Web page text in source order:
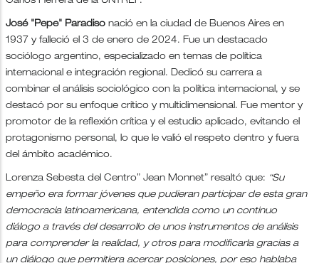
José "Pepe" Paradiso nació en la ciudad de Buenos Aires en
1937 y falleció el 3 de enero de 2024. Fue un destacado
sociólogo argentino, especializado en temas de política
internacional e integración regional. Dedicó su carrera a
combinar el análisis sociológico con la política internacional, y se
destacó por su enfoque crítico y multidimensional. Fue mentor y
promotor de la reflexión crítica y el estudio aplicado, evitando el
protagonismo personal, lo que le valió el respeto dentro y fuera
del ámbito académico.
Lorenza Sebesta del Centro” Jean Monnet” resaltó que: “Su
empeño era formar jóvenes que pudieran participar de esta gran
democracia latinoamericana, entendida como un continuo
diálogo a través del desarrollo de unos instrumentos de análisis
para comprender la realidad, y otros para modificarla gracias a
un diálogo que permitiera acercar posiciones, por eso hablaba